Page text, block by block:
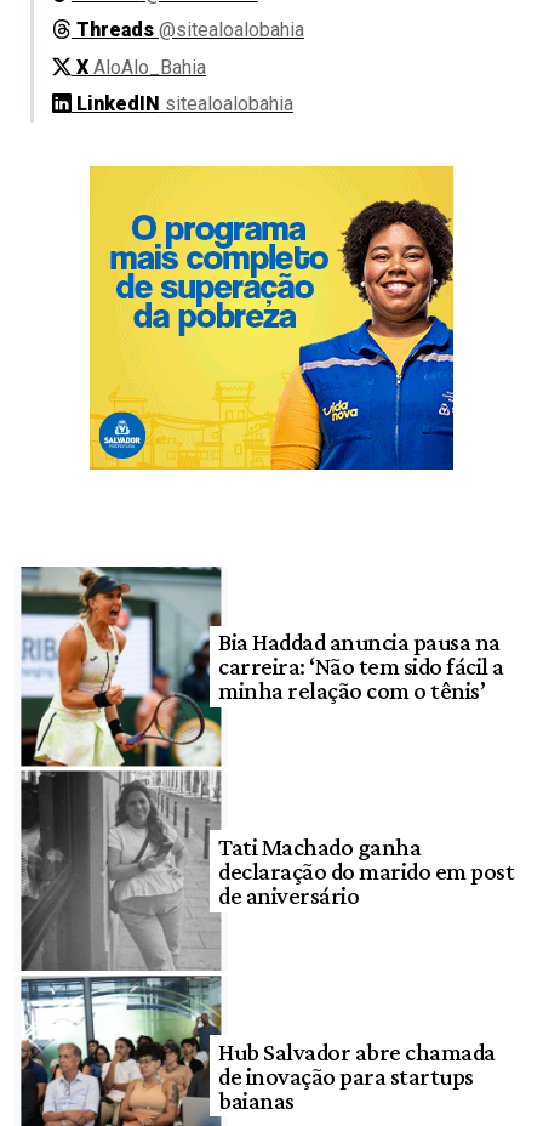
Threads @sitealoalobahia
X AloAlo_Bahia
LinkedIN sitealoalobahia
Bia Haddad anuncia pausa na
carreira: ‘Não tem sido fácil a
minha relação com o tênis’
Tati Machado ganha
declaração do marido em post
de aniversário
Hub Salvador abre chamada
de inovação para startups
baianas